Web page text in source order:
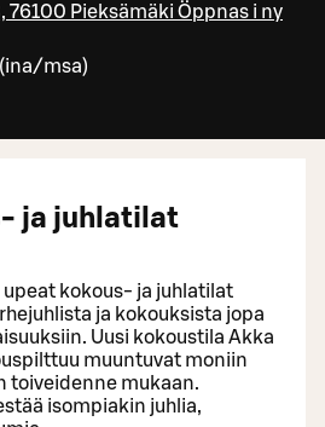
76100 Pieksämäki Öppnas i ny
(ina/msa)
ja juhlatilat
upeat kokous- ja juhlatilat
ja kokouksista jopa
Uusi kokoustila Akka
muuntuvat moniin
toiveidenne mukaan.
isompiakin juhlia,